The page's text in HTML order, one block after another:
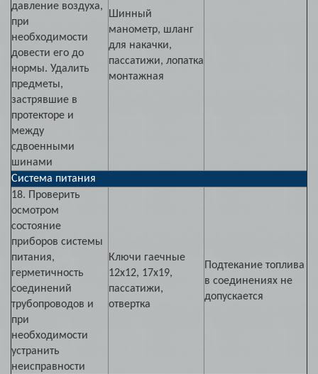
давление воздуха,
при
необходимости
довести его до
нормы. Удалить
предметы,
застрявшие в
протекторе и
между
сдвоенными
шинами
Шинный
манометр, шланг
для накачки,
пассатижи, лопатка
монтажная
Система питания
18. Проверить
осмотром
состояние
приборов системы
питания,
герметичность
соединений
трубопроводов и
при
необходимости
устранить
неисправности
Ключи гаечные
12х12, 17х19,
пассатижи,
отвертка
Подтекание топлива
в соединениях не
допускается